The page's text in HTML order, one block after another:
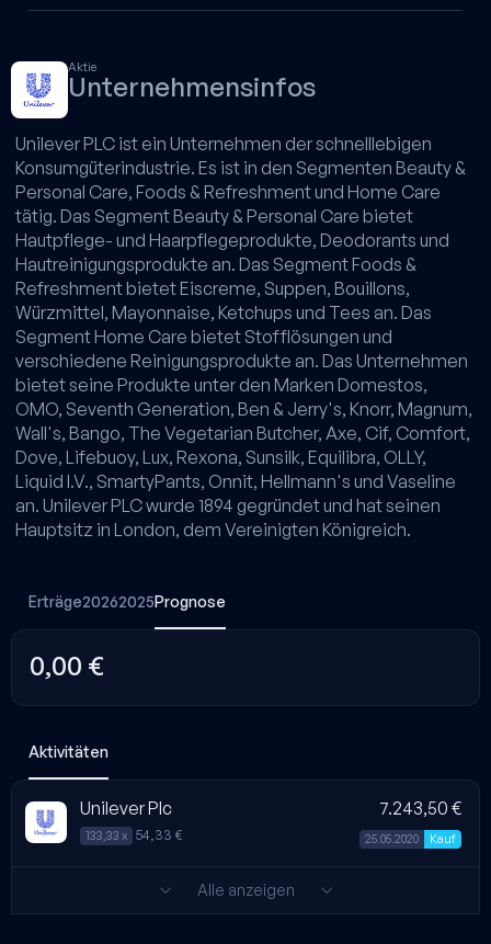
Aktie
Unternehmensinfos
Unilever PLC ist ein Unternehmen der schnelllebigen
Konsumgüterindustrie. Es ist in den Segmenten Beauty &
Personal Care, Foods & Refreshment und Home Care
tätig. Das Segment Beauty & Personal Care bietet
Hautpflege- und Haarpflegeprodukte, Deodorants und
Hautreinigungsprodukte an. Das Segment Foods &
Refreshment bietet Eiscreme, Suppen, Bouillons,
Würzmittel, Mayonnaise, Ketchups und Tees an. Das
Segment Home Care bietet Stofflösungen und
verschiedene Reinigungsprodukte an. Das Unternehmen
bietet seine Produkte unter den Marken Domestos,
OMO, Seventh Generation, Ben & Jerry's, Knorr, Magnum,
Wall's, Bango, The Vegetarian Butcher, Axe, Cif, Comfort,
Dove, Lifebuoy, Lux, Rexona, Sunsilk, Equilibra, OLLY,
Liquid I.V., SmartyPants, Onnit, Hellmann's und Vaseline
an. Unilever PLC wurde 1894 gegründet und hat seinen
Hauptsitz in London, dem Vereinigten Königreich.
Erträge20262025Prognose
0,00 €
Aktivitäten
Unilever Plc 7.243,50 €
133,33 x 54,33 € 25.05.2020 Kauf
Alle anzeigen